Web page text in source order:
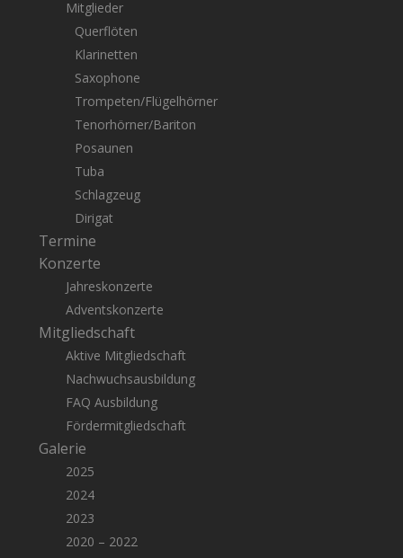
Mitglieder
Querflöten
Klarinetten
Saxophone
Trompeten/Flügelhörner
Tenorhörner/Bariton
Posaunen
Tuba
Schlagzeug
Dirigat
Termine
Konzerte
Jahreskonzerte
Adventskonzerte
Mitgliedschaft
Aktive Mitgliedschaft
Nachwuchsausbildung
FAQ Ausbildung
Fördermitgliedschaft
Galerie
2025
2024
2023
2020 – 2022